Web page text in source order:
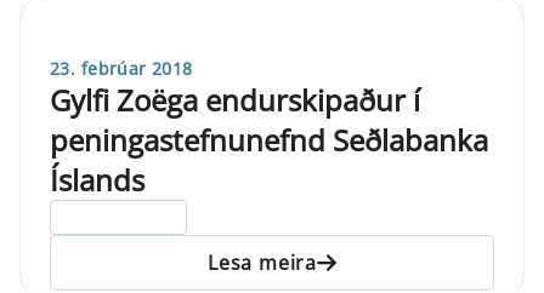
23. febrúar 2018
Gylfi Zoëga endurskipaður í
peningastefnunefnd Seðlabanka
Íslands
Lesa meira